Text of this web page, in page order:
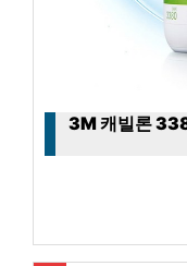
3M 캐빌론